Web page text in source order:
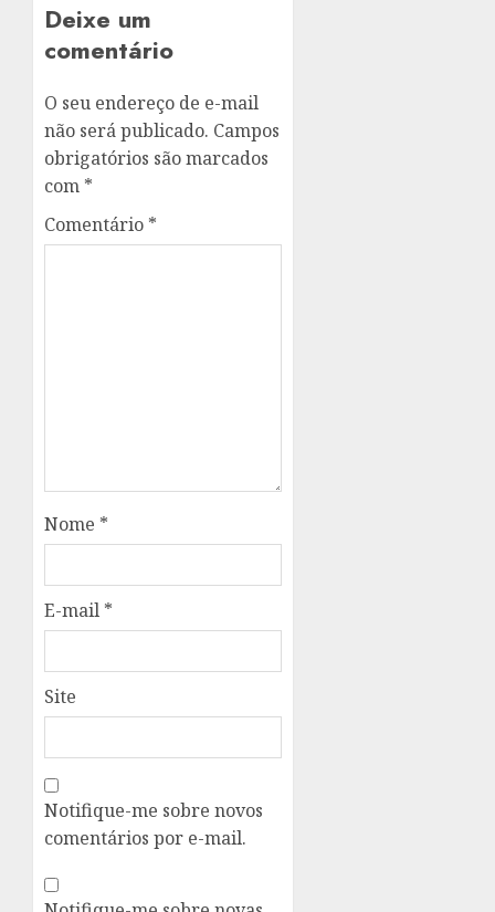
Deixe um
comentário
O seu endereço de e-mail
não será publicado. Campos
obrigatórios são marcados
com *
Comentário *
Nome *
E-mail *
Site
Notifique-me sobre novos
comentários por e-mail.